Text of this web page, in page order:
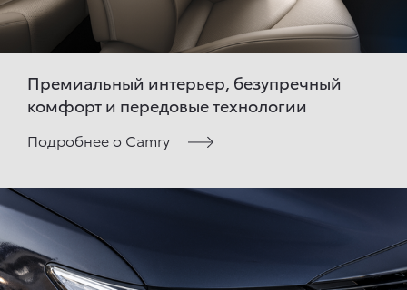
Премиальный интерьер, безупречный
комфорт и передовые технологии
Подробнее о Camry